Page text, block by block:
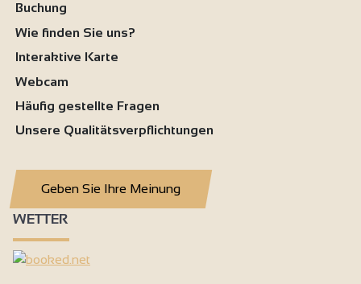
Buchung
Wie finden Sie uns?
Interaktive Karte
Webcam
Häufig gestellte Fragen
Unsere Qualitätsverpflichtungen
Geben Sie Ihre Meinung
WETTER